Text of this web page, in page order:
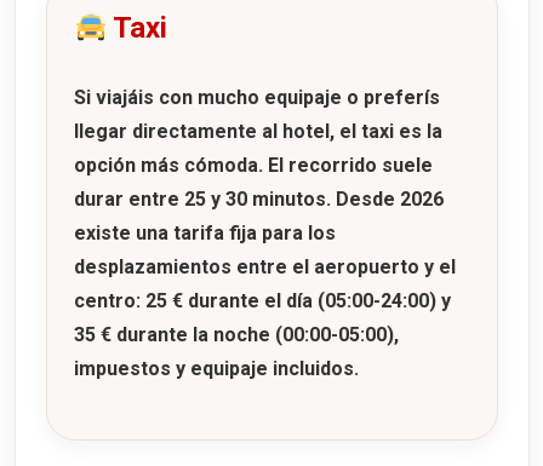
Taxi
Si viajáis con mucho equipaje o preferís
llegar directamente al hotel, el taxi es la
opción más cómoda. El recorrido suele
durar entre 25 y 30 minutos. Desde 2026
existe una tarifa fija para los
desplazamientos entre el aeropuerto y el
centro: 25 € durante el día (05:00-24:00) y
35 € durante la noche (00:00-05:00),
impuestos y equipaje incluidos.